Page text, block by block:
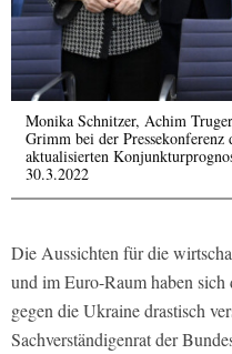
Monika Schnitzer, Achim
Grimm bei der Pressekonferenz
aktualisierten
30.3.2022
Die Aussichten für die
und im Euro-Raum haben
gegen die Ukraine drastisch
Sachverständigenrat der